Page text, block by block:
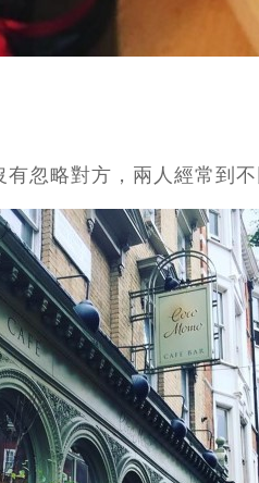
忽略對方，兩人經常到不